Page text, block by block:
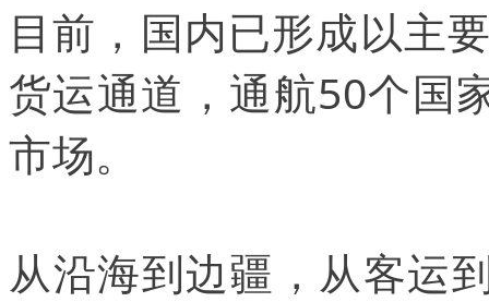
目前，国内已形成以主
货运通道，通航50个国
市场。
从沿海到边疆，从客运